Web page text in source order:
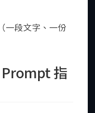
一段文字、一份
指